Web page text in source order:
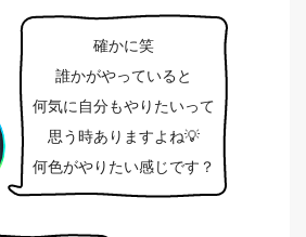
確かに笑
誰かがやっていると
何気に自分もやりたいって
思う時ありますよね💡
何色がやりたい感じです？